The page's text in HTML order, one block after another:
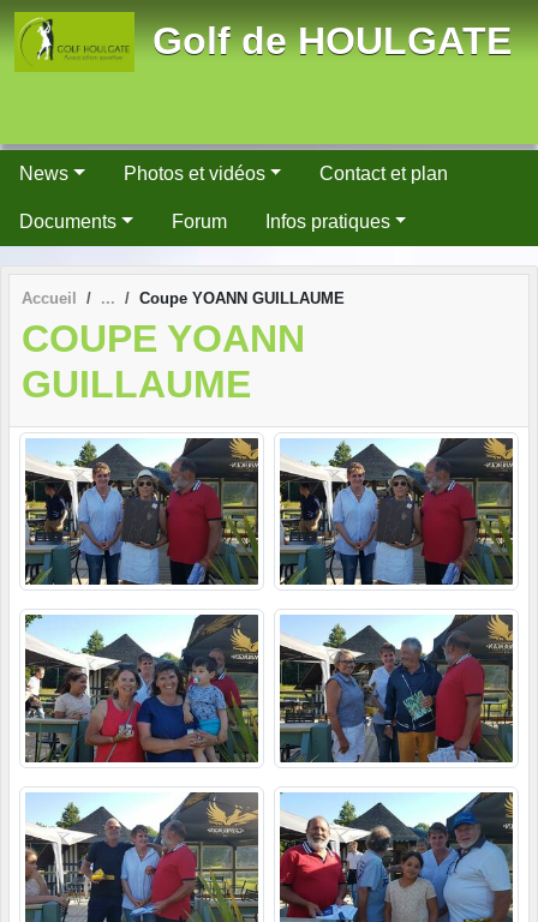
Golf de HOULGATE
News Photos et vidéos Contact et plan
Documents Forum Infos pratiques
Accueil Coupe YOANN GUILLAUME
COUPE YOANN
GUILLAUME
Panneau de gestion des cookies